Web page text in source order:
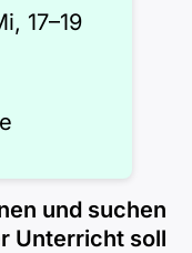
17–19
und suchen
Unterricht soll